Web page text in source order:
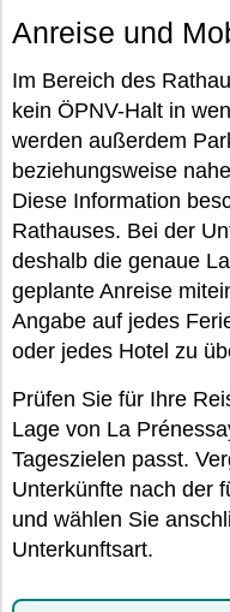
Anreise und
Im Bereich des
kein ÖPNV-Halt in
werden außerdem
beziehungsweise
Diese Information
Rathauses. Bei der
deshalb die genaue
geplante Anreise
Angabe auf jedes
oder jedes Hotel zu
Prüfen Sie für Ihre
Lage von La
Tageszielen passt.
Unterkünfte nach der
und wählen Sie
Unterkunftsart.